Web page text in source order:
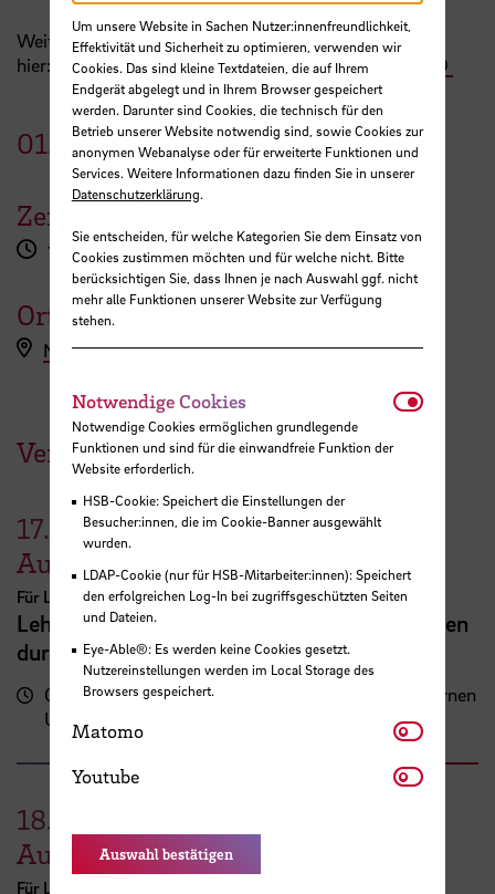
Weitere Informationen und den Zoomlink finden Sie
hier:
https://aulis.hs-bremen.de/goto.php/crs/1822430
01. Juni2025
Zeit
17:30 - 18:30 Uhr
Ort
Nähere Infos hier
Veranstaltungen der HSB
17.
August
Für Lehrende
Lehrveranstaltungsplanung mit KI. Zeit sparen
durch digitale Tools
09:00 - 13:00
Uhr
Zentrum für Lehren und Lernen
18.
August
Für Lehrende
Um unsere Website in Sachen Nutzer:innenfreundlichkeit,
Effektivität und Sicherheit zu optimieren, verwenden wir
Cookies. Das sind kleine Textdateien, die auf Ihrem
Endgerät abgelegt und in Ihrem Browser gespeichert
werden. Darunter sind Cookies, die technisch für den
Betrieb unserer Website notwendig sind, sowie Cookies zur
anonymen Webanalyse oder für erweiterte Funktionen und
Services. Weitere Informationen dazu finden Sie in unserer
Datenschutzerklärung.
Sie entscheiden, für welche Kategorien Sie dem Einsatz von
Cookies zustimmen möchten und für welche nicht. Bitte
berücksichtigen Sie, dass Ihnen je nach Auswahl ggf. nicht
mehr alle Funktionen unserer Website zur Verfügung
stehen.
Notwendige Cookies
Notwendige Cookies ermöglichen grundlegende
Funktionen und sind für die einwandfreie Funktion der
Website erforderlich.
HSB-Cookie: Speichert die Einstellungen der
Besucher:innen, die im Cookie-Banner ausgewählt
wurden.
LDAP-Cookie (nur für HSB-Mitarbeiter:innen): Speichert
den erfolgreichen Log-In bei zugriffsgeschützten Seiten
und Dateien.
Eye-Able®: Es werden keine Cookies gesetzt.
Nutzereinstellungen werden im Local Storage des
Browsers gespeichert.
Matomo Matomo
Youtube Youtube
Auswahl bestätigen